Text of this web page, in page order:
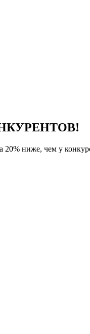
20% ниже, чем у